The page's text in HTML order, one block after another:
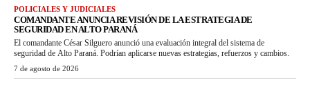
POLICIALES Y JUDICIALES
COMANDANTE ANUNCIA REVISIÓN DE LA ESTRATEGIA DE
SEGURIDAD EN ALTO PARANÁ
El comandante César Silguero anunció una evaluación integral del sistema de
seguridad de Alto Paraná. Podrían aplicarse nuevas estrategias, refuerzos y cambios.
7 de agosto de 2026